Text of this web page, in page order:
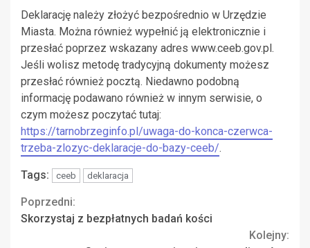
Deklarację należy złożyć bezpośrednio w Urzędzie
Miasta. Można również wypełnić ją elektronicznie i
przesłać poprzez wskazany adres www.ceeb.gov.pl.
Jeśli wolisz metodę tradycyjną dokumenty możesz
przesłać również pocztą. Niedawno podobną
informację podawano również w innym serwisie, o
czym możesz poczytać tutaj:
https://tarnobrzeginfo.pl/uwaga-do-konca-czerwca-
trzeba-zlozyc-deklaracje-do-bazy-ceeb/.
Tags: ceeb deklaracja
Continue
Reading
Poprzedni:
Skorzystaj z bezpłatnych badań kości
Kolejny: